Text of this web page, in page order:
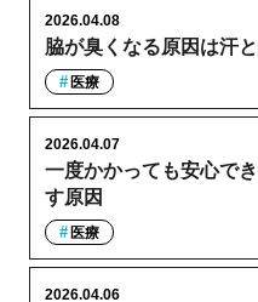
脇が臭くなる原因は汗
2026.04.08
医療
一度かかっても安心で
す原因
2026.04.07
医療
2026.04.06